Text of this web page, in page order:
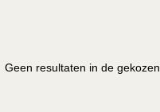
Geen resultaten in de